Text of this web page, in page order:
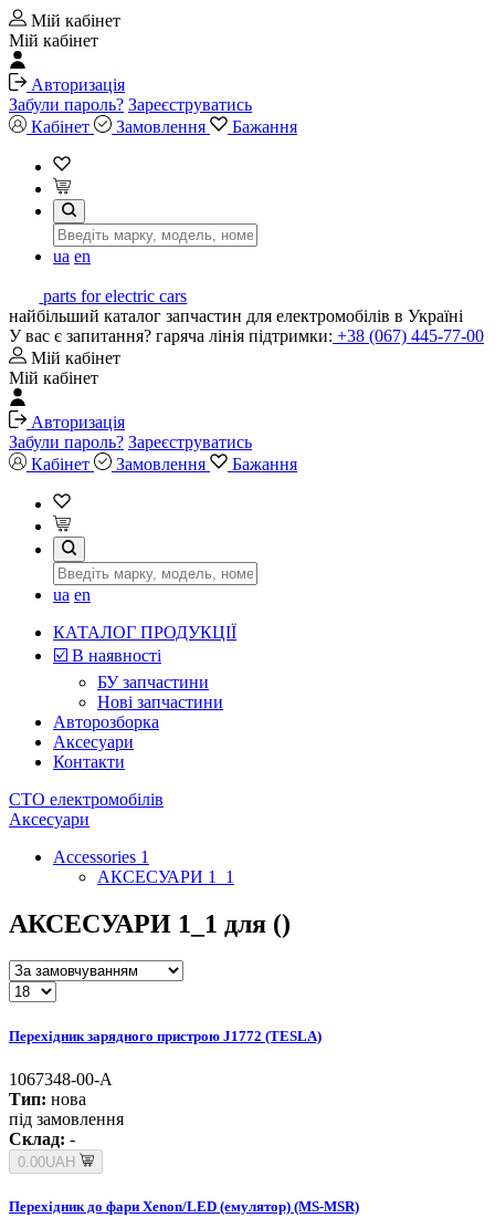
Мій кабінет
Мій кабінет
Авторизація
Забули пароль? Зареєструватись
Кабінет
Замовлення Бажання
ua en
parts for electric cars
найбільший каталог запчастин для електромобілів в Україні
У вас є запитання? гаряча лінія підтримки: +38 (067) 445-77-00
Мій кабінет
Мій кабінет
Авторизація
Забули пароль? Зареєструватись
Кабінет
Замовлення Бажання
ua en
КАТАЛОГ ПРОДУКЦІЇ
☑️ В наявності
БУ запчастини
Нові запчастини
Авторозборка
Аксесуари
Контакти
СТО електромобілів
Аксесуари
Accessories 1
АКСЕСУАРИ 1_1
АКСЕСУАРИ 1_1 для ()
Перехідник зарядного пристрою J1772 (TESLA)
1067348-00-A
Тип: нова
під замовлення
Склад: -
0.00UAH
Перехідник до фари Xenon/LED (емулятор) (MS-MSR)